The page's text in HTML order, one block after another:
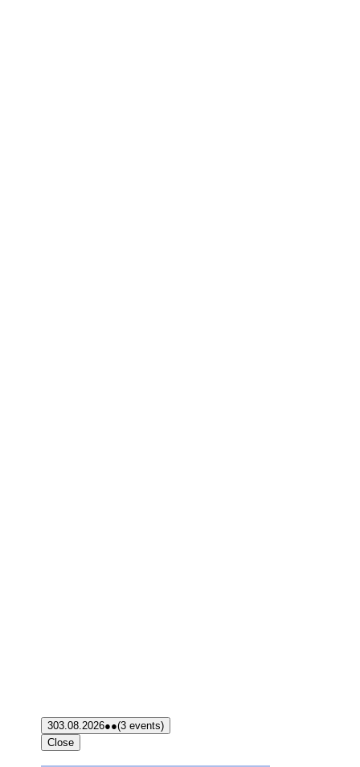
303.08.2026●●(3 events)
Close